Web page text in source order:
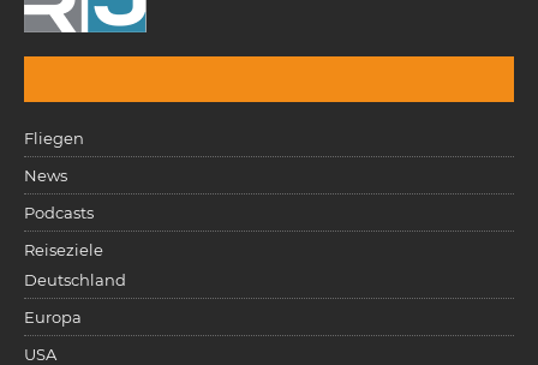
Fliegen
News
Podcasts
Reiseziele
Deutschland
Europa
USA